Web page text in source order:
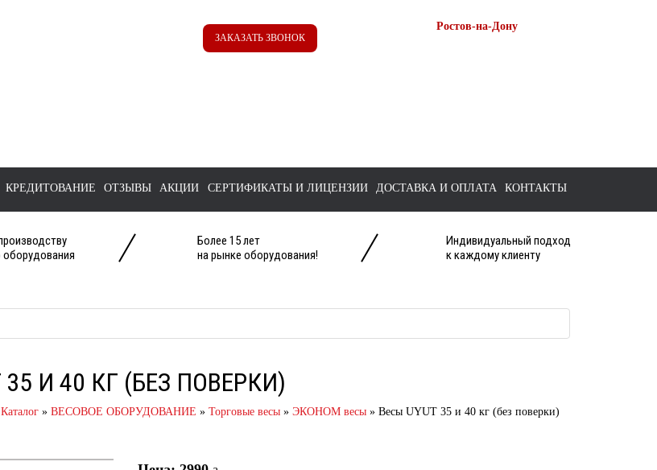
ЗАКАЗАТЬ ЗВОНОК
Ростов-на-Дону
КРЕДИТОВАНИЕ ОТЗЫВЫ АКЦИИ СЕРТИФИКАТЫ И ЛИЦЕНЗИИ ДОСТАВКА И ОПЛАТА КОНТАКТЫ
оборудования
Более 15 лет
на рынке оборудования!
Индивидуальный подход
к каждому клиенту
35 И 40 КГ (БЕЗ ПОВЕРКИ)
Каталог » ВЕСОВОЕ ОБОРУДОВАНИЕ » Торговые весы » ЭКОНОМ весы » Весы UYUT 35 и 40 кг (без поверки)